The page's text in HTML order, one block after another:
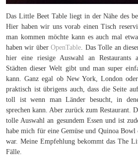
Das Little Beet Table liegt in der Nähe des
Hier haben wir uns vorab einen Tisch
man kommen möchte kann es auch mal
haben wir überOpenTable. Das Tolle an
hier eine riesige Auswahl an Restaurants
Städten dieser Welt gibt und man super
kann. Ganz egal ob New York, London
praktisch ist übrigens auch, dass die Seite
toll ist wenn man Länder besucht, in
sprechen kann. Aber zurück zum Restaurant.
tolle Auswahl an gesundem Essen und ist
habe mich für eine Gemüse und Quinoa Bowl
war. Meine Empfehlung bekommt das The
Fälle.